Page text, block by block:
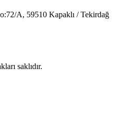
A, 59510 Kapaklı / Tekirdağ
saklıdır.